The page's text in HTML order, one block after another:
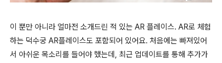
이 뿐만 아니라 얼마전 소개드린 적 있는 AR 플레이스. AR로 체험
하는 덕수궁 AR플레이스도 포함되어 있어요. 처음에는 빠져있어
서 아쉬운 목소리를 들어야 했는데, 최근 업데이트를 통해 추가가